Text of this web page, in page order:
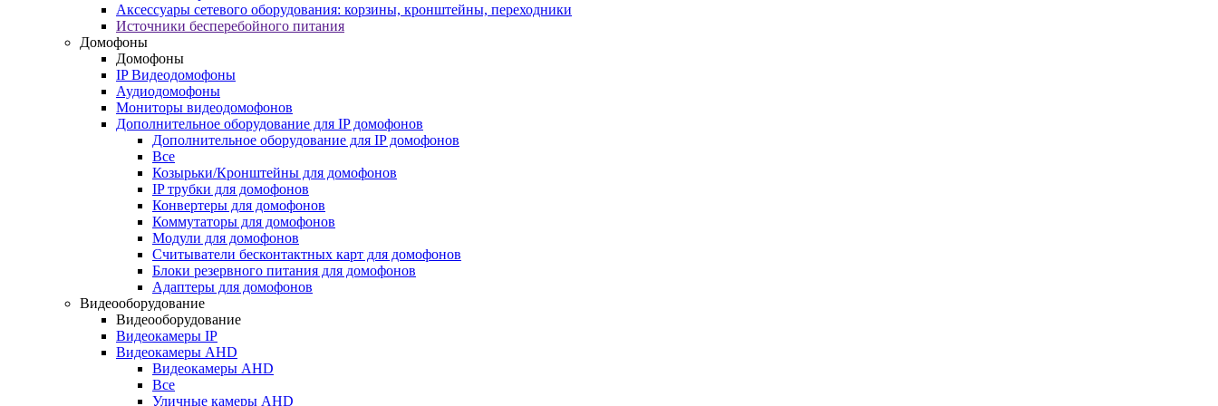
Аксессуары сетевого оборудования: корзины, кронштейны, переходники
Источники бесперебойного питания
Домофоны
Домофоны
IP Видеодомофоны
Аудиодомофоны
Мониторы видеодомофонов
Дополнительное оборудование для IP домофонов
Дополнительное оборудование для IP домофонов
Все
Козырьки/Кронштейны для домофонов
IP трубки для домофонов
Конвертеры для домофонов
Коммутаторы для домофонов
Модули для домофонов
Считыватели бесконтактных карт для домофонов
Блоки резервного питания для домофонов
Адаптеры для домофонов
Видеооборудование
Видеооборудование
Видеокамеры IP
Видеокамеры AHD
Видеокамеры AHD
Все
Уличные камеры AHD